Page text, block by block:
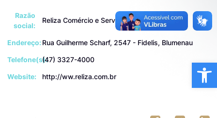
Razão
social:
Reliza Comércio e Serviços Ltda
Endereço:Rua Guilherme Scharf, 2547 - Fidelis, Blumenau
Telefone(s):(47) 3327-4000
Website: http://ww.reliza.com.br